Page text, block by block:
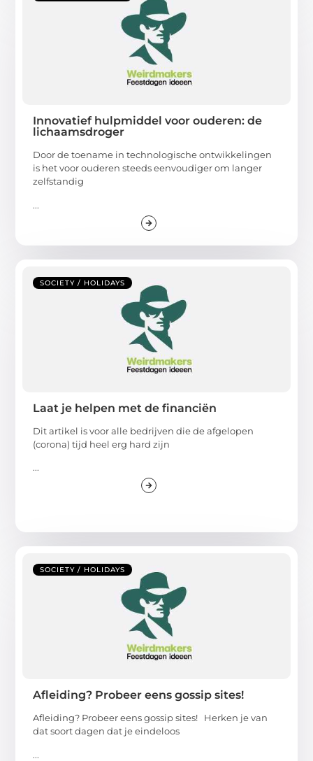
Innovatief hulpmiddel voor ouderen: de
lichaamsdroger
Door de toename in technologische ontwikkelingen
is het voor ouderen steeds eenvoudiger om langer
zelfstandig
...
SOCIETY / HOLIDAYS
Laat je helpen met de financiën
Dit artikel is voor alle bedrijven die de afgelopen
(corona) tijd heel erg hard zijn
...
SOCIETY / HOLIDAYS
Afleiding? Probeer eens gossip sites!
Afleiding? Probeer eens gossip sites! Herken je van
dat soort dagen dat je eindeloos
...